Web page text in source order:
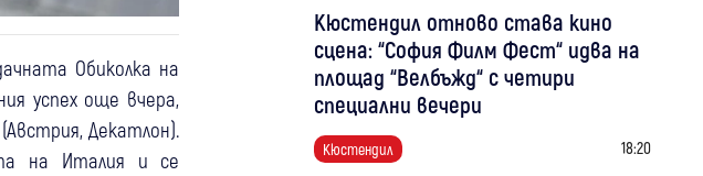
Обиколка на
успех още вчера,
Декатлон).
на Италия и се
Кюстендил отново става кино
сцена: “София Филм Фест“ идва на
площад “Велбъжд“ с четири
специални вечери
Кюстендил 18:20